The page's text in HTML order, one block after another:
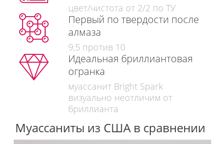
цвет/чистота от 2/2 по ТУ
Первый по твердости после
алмаза
9,5 против 10
Идеальная бриллиантовая
огранка
муассанит Bright Spark
визуально неотличим от
бриллианта
Муассаниты из США в сравнении